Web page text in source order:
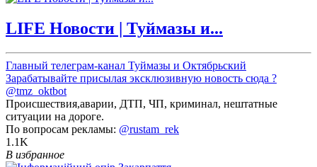
LIFE Новости | Туймазы и...
Главный телеграм-канал Туймазы и Октябрьский
Зарабатывайте присылая эксклюзивную новость сюда ?
@tmz_oktbot
Происшествия,аварии, ДТП, ЧП, криминал, нештатные
ситуации на дороге.
По вопросам рекламы: @rustam_rek
1.1K
В избранное